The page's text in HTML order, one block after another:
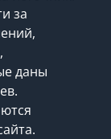
за
даны